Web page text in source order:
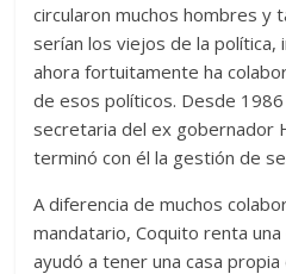
circularon muchos hombres y
serían los viejos de la política,
ahora fortuitamente ha
de esos políticos. Desde
secretaria del ex gobernador
terminó con él la gestión de
A diferencia de muchos
mandatario, Coquito renta
ayudó a tener una casa